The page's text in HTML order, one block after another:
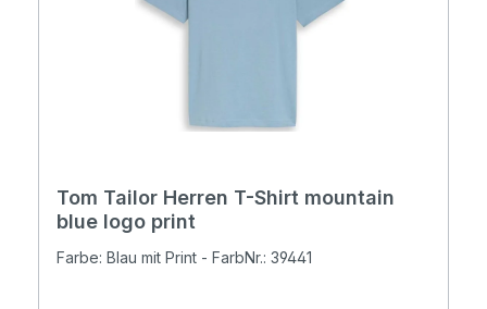
Tom Tailor Herren T-Shirt mountain
blue logo print
Farbe: Blau mit Print - FarbNr.: 39441